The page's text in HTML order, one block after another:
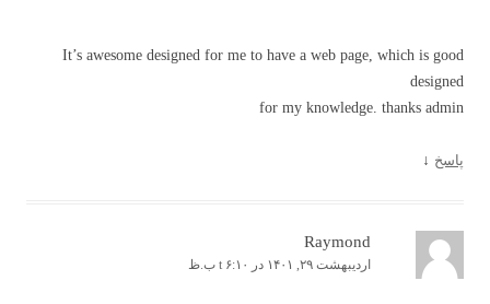
It’s awesome designed for me to have a web page, which is good
designed
for my knowledge. thanks admin
پاسخ ↓
Raymond
اردیبهشت ۲۹, ۱۴۰۱ در t ۶:۱۰ ب.ظ